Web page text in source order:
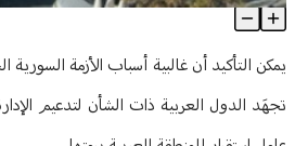
ما هو حجم التأثيرات الداخلية على الأزمة
Article Content
يمكن التأكيد أن غالبية أسباب الأزمة
تجهَد الدول العربية ذات الشأن لتدعيم